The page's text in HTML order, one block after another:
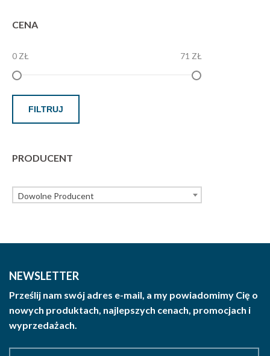
CENA
0 ZŁ 71 ZŁ
FILTRUJ
PRODUCENT
Dowolne Producent
NEWSLETTER
Prześlij nam swój adres e-mail, a my powiadomimy Cię o
nowych produktach, najlepszych cenach, promocjach i
wyprzedażach.